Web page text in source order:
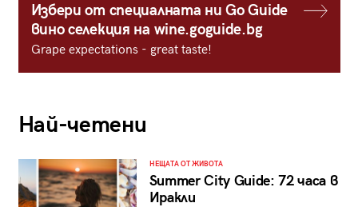
Избери от специалната ни Go Guide
вино селекция на wine.goguide.bg
Grape expectations - great taste!
Най-четени
НЕЩАТА ОТ ЖИВОТА
Summer City Guide: 72 часа в
Иракли